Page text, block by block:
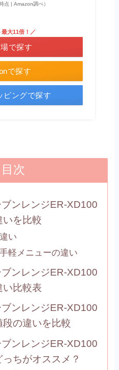
点 | Amazon調べ）
で探す
最大11倍！／
で探す
ピングで探す
目次
ンレンジER-XD100
いを比較
い
軽メニューの違い
ンレンジER-XD100
い比較表
ンレンジER-XD100
の違いを比較
ンレンジER-XD100
ちがオススメ？